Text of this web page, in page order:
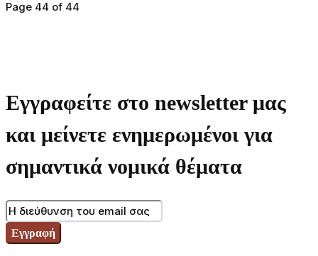
Page 44 of 44
Εγγραφείτε στο newsletter μας
και μείνετε ενημερωμένοι για
σημαντικά νομικά θέματα